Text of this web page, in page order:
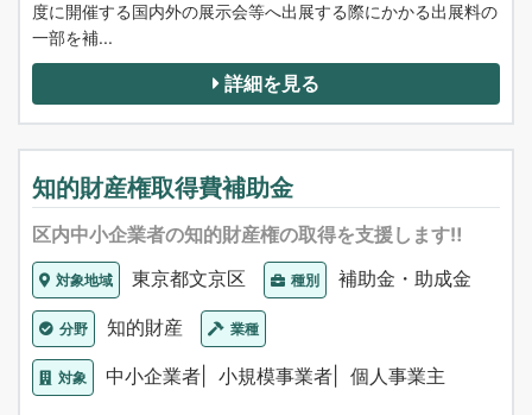
度に開催する国内外の展示会等へ出展する際にかかる出展料の
一部を補...
詳細を見る
知的財産権取得費補助金
区内中小企業者の知的財産権の取得を支援します‼
対象地域 東京都文京区 種別 補助金・助成金
分野 知的財産 業種
対象 中小企業者 小規模事業者 個人事業主